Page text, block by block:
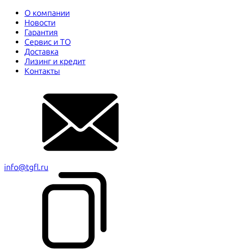
О компании
Новости
Гарантия
Сервис и ТО
Доставка
Лизинг и кредит
Контакты
info@tgfl.ru